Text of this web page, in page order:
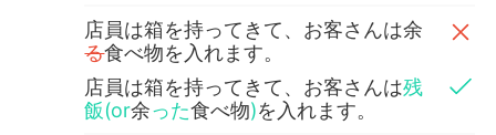
店員は箱を持ってきて、お客さんは余
る食べ物を入れます。
店員は箱を持ってきて、お客さんは残
飯(or余った食べ物)を入れます。